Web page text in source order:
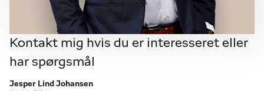
Kontakt mig hvis du er interesseret eller
har spørgsmål
Jesper Lind Johansen